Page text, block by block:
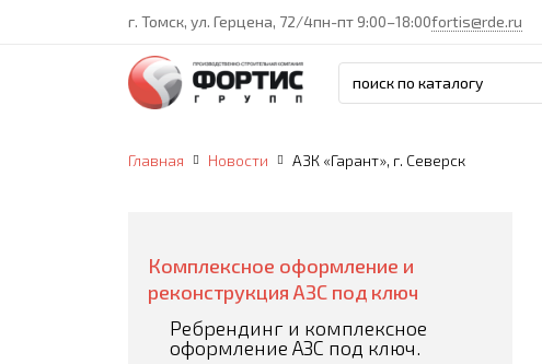
г. Томск, ул. Герцена, 72/4пн-пт 9:00–18:00fortis@rde.ru
Главная Новости АЗК «Гарант», г. Северск
Комплексное оформление и
реконструкция АЗС под ключ
Ребрендинг и комплексное
оформление АЗС под ключ.